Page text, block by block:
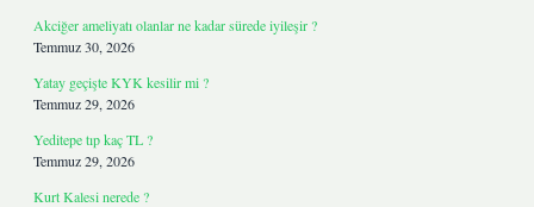
Akciğer ameliyatı olanlar ne kadar sürede iyileşir ?
Temmuz 30, 2026
Yatay geçişte KYK kesilir mi ?
Temmuz 29, 2026
Yeditepe tıp kaç TL ?
Temmuz 29, 2026
Kurt Kalesi nerede ?